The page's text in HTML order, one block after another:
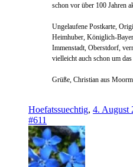
schon vor über 100 Jahren
Ungelaufene Postkarte,
Heimhuber, Königlich-
Immenstadt, Oberstdorf,
vielleicht auch schon um
Grüße, Christian aus
Hoefatssuechtig, 4. August
#611